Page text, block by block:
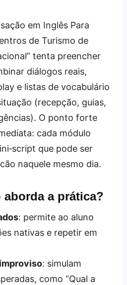
em Inglês Para
de Turismo de
tenta preencher
diálogos reais,
e listas de vocabulário
(recepção, guias,
O ponto forte
cada módulo
que pode ser
naquele mesmo dia.
a prática?
: permite ao aluno
nativas e repetir em
: simulam
como “Qual a